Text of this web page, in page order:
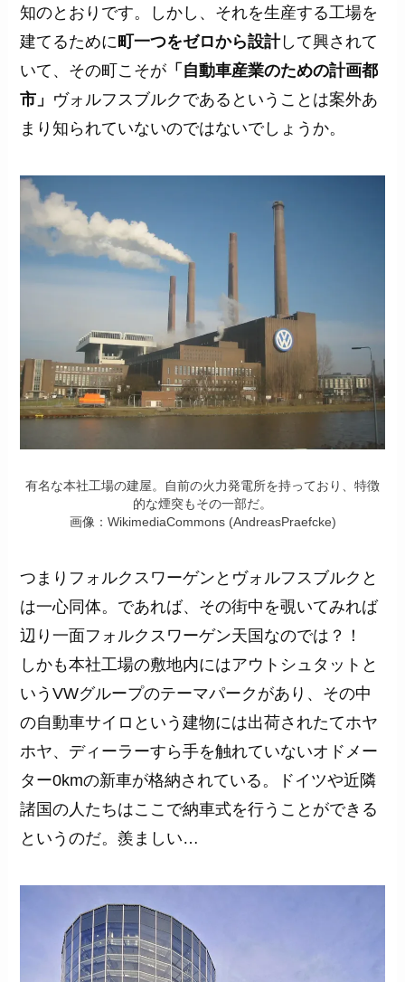
知のとおりです。しかし、それを生産する工場を
建てるために 町一つをゼロから設計して興されて
いて、その町こそが 「自動車産業のための計画都
市」 ヴォルフスブルクであるということは案外あ
まり知られていないのではないでしょうか。
有名な本社工場の建屋。自前の火力発電所を持っており、特徴
的な煙突もその一部だ。
画像：WikimediaCommons (AndreasPraefcke)
つまりフォルクスワーゲンとヴォルフスブルクと
は一心同体。であれば、その街中を覗いてみれば
辺り一面フォルクスワーゲン天国なのでは？！
しかも本社工場の敷地内にはアウトシュタットと
いうVWグループのテーマパークがあり、その中
の自動車サイロという建物には出荷されたてホヤ
ホヤ、ディーラーすら手を触れていないオドメー
ター0kmの新車が格納されている。ドイツや近隣
諸国の人たちはここで納車式を行うことができる
というのだ。羨ましい…